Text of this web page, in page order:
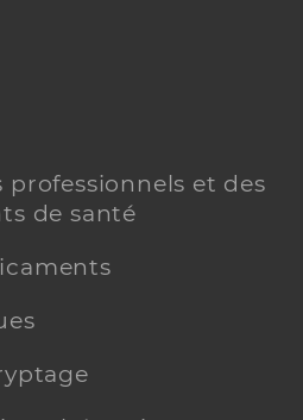
professionnels et des
de santé